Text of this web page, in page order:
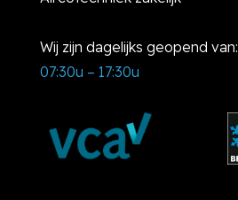
Wij zijn dagelijks geopend van:
07:30u – 17:30u